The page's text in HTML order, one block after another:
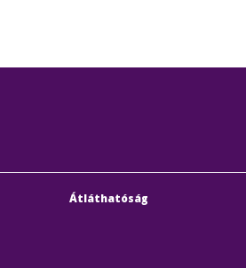
Átláthatóság